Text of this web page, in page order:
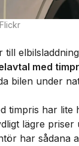
till elbilsladdning
med
bilen under
timpris har
lägre priser
har sådana